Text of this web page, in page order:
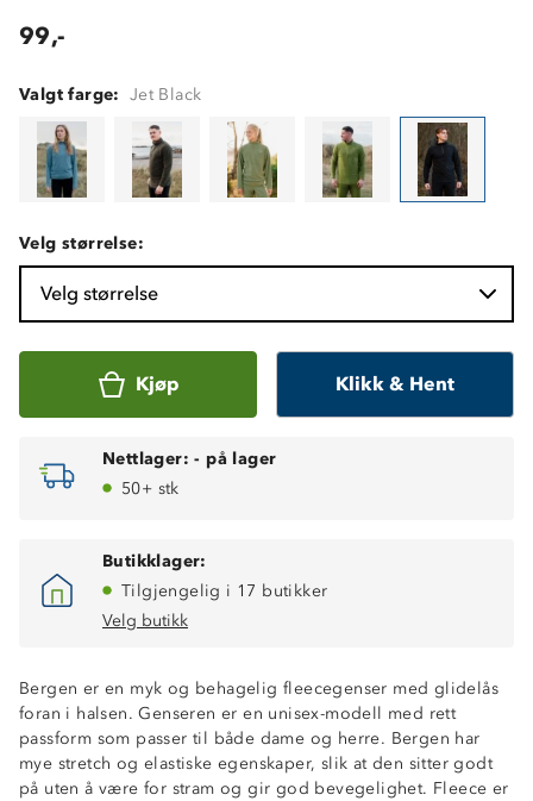
99,-
Valgt farge: Jet Black
Velg størrelse:
Velg størrelse
Kjøp Klikk & Hent
Nettlager: - på lager
50+ stk
Butikklager:
Tilgjengelig i 17 butikker
Velg butikk
Bergen er en myk og behagelig fleecegenser med glidelås
foran i halsen. Genseren er en unisex-modell med rett
passform som passer til både dame og herre. Bergen har
mye stretch og elastiske egenskaper, slik at den sitter godt
på uten å være for stram og gir god bevegelighet. Fleece er